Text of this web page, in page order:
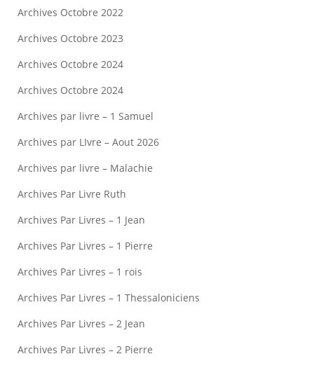
Archives Octobre 2022
Archives Octobre 2023
Archives Octobre 2024
Archives Octobre 2024
Archives par livre – 1 Samuel
Archives par LIvre – Aout 2026
Archives par livre – Malachie
Archives Par Livre Ruth
Archives Par Livres – 1 Jean
Archives Par Livres – 1 Pierre
Archives Par Livres – 1 rois
Archives Par Livres – 1 Thessaloniciens
Archives Par Livres – 2 Jean
Archives Par Livres – 2 Pierre